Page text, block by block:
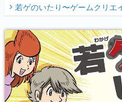
『少
り】
若ゲのいたり〜ゲームクリエ